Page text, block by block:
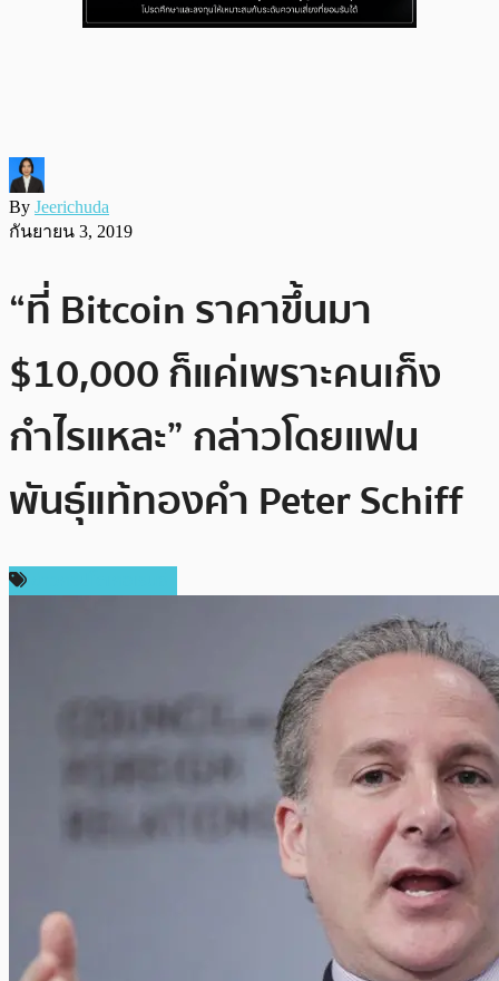
By Jeerichuda
กันยายน 3, 2019
“ที่ Bitcoin ราคาขึ้นมา
$10,000 ก็แค่เพราะคนเก็ง
กำไรแหละ” กล่าวโดยแฟน
พันธุ์แท้ทองคำ Peter Schiff